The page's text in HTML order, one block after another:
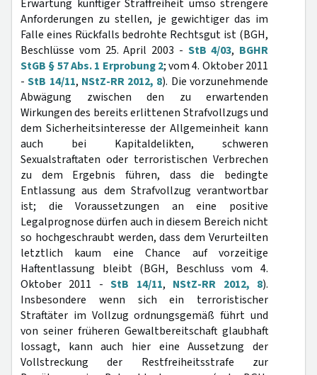
Erwartung künftiger Straffreiheit umso strengere
Anforderungen zu stellen, je gewichtiger das im
Falle eines Rückfalls bedrohte Rechtsgut ist (BGH,
Beschlüsse vom 25. April 2003 - StB 4/03, BGHR
StGB § 57 Abs. 1 Erprobung 2; vom 4. Oktober 2011
-StB 14/11, NStZ-RR 2012, 8). Die vorzunehmende
Abwägung zwischen den zu erwartenden
Wirkungen des bereits erlittenen Strafvollzugs und
dem Sicherheitsinteresse der Allgemeinheit kann
auch bei Kapitaldelikten, schweren
Sexualstraftaten oder terroristischen Verbrechen
zu dem Ergebnis führen, dass die bedingte
Entlassung aus dem Strafvollzug verantwortbar
ist; die Voraussetzungen an eine positive
Legalprognose dürfen auch in diesem Bereich nicht
so hochgeschraubt werden, dass dem Verurteilten
letztlich kaum eine Chance auf vorzeitige
Haftentlassung bleibt (BGH, Beschluss vom 4.
Oktober 2011 -StB 14/11, NStZ-RR 2012, 8).
Insbesondere wenn sich ein terroristischer
Straftäter im Vollzug ordnungsgemäß führt und
von seiner früheren Gewaltbereitschaft glaubhaft
lossagt, kann auch hier eine Aussetzung der
Vollstreckung der Restfreiheitsstrafe zur